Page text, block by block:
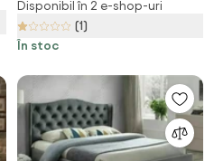
saltea, Somiera pat: Fara
somiera
Disponibil în 2 e-shop-uri
(1)
În stoc